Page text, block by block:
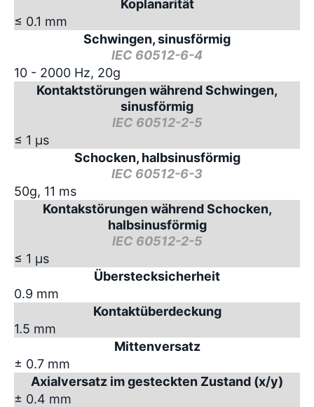
Koplanarität
≤ 0.1 mm
Schwingen, sinusförmig
IEC 60512-6-4
10 - 2000 Hz, 20g
Kontaktstörungen während Schwingen,
sinusförmig
IEC 60512-2-5
≤ 1 µs
Schocken, halbsinusförmig
IEC 60512-6-3
50g, 11 ms
Kontakstörungen während Schocken,
halbsinusförmig
IEC 60512-2-5
≤ 1 µs
Überstecksicherheit
0.9 mm
Kontaktüberdeckung
1.5 mm
Mittenversatz
± 0.7 mm
Axialversatz im gesteckten Zustand (x/y)
± 0.4 mm